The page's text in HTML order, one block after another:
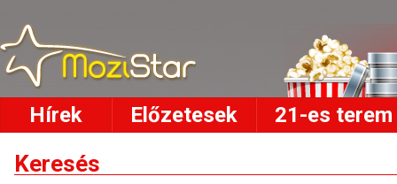
Hírek Előzetesek 21-es terem
Keresés